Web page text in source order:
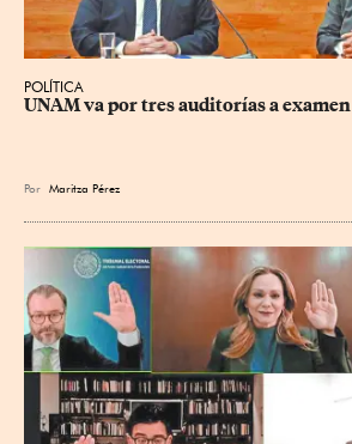
POLÍTICA
UNAM va por tres auditorías a examen
Por Maritza Pérez